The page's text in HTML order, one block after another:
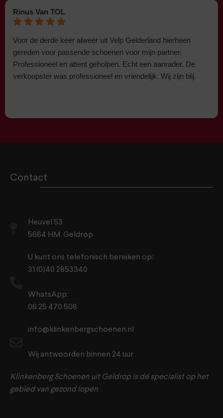
Rinus Van TOL
Voor de derde keer alweer uit Velp Gelderland hierheen
gereden voor passende schoenen voor mijn partner.
Professioneel en attent geholpen. Echt een aanrader. De
verkoopster was professioneel en vriendelijk. Wij zijn blij.
Contact
Heuvel 53
5664 HM, Geldrop
U kunt ons telefonisch bereiken op:
31 (0)40 2853340
WhatsApp:
06 25 470 508
info@klinkenbergschoenen.nl
Wij antwoorden binnen 24 uur
Klinkenberg Schoenen uit Geldrop is dé specialist op het
gebied van gezond lopen